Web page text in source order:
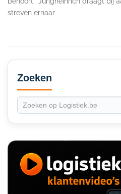
streven ernaar
Secondary
Sidebar
Zoeken